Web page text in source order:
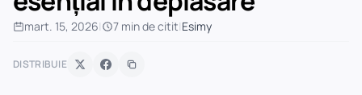
mart. 15, 2026| 7 min de citit|Esimy
DISTRIBUIE